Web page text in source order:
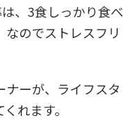
、3食しっかり食べ
のでストレスフリ
ーが、ライフスタ
れます。